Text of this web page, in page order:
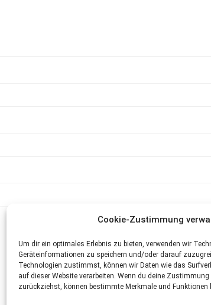
Cookie-Zustimmung
Um dir ein optimales Erlebnis zu bieten, verwenden wir
Geräteinformationen zu speichern und/oder darauf
Technologien zustimmst, können wir Daten wie das
auf dieser Website verarbeiten. Wenn du deine
zurückziehst, können bestimmte Merkmale und Funktionen